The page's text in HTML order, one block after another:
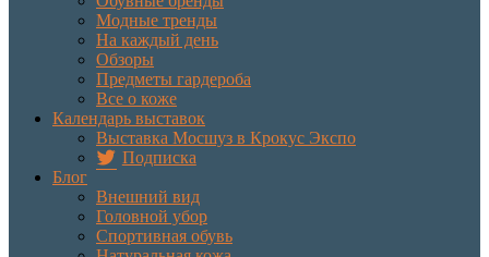
Модные тренды
На каждый день
Обзоры
Предметы гардероба
Все о коже
Календарь выставок
Выставка Мосшуз в Крокус Экспо
Подписка
Блог
Внешний вид
Головной убор
Спортивная обувь